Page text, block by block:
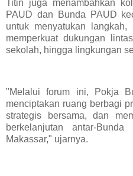
Titin juga menambahkan
PAUD dan Bunda PAUD
untuk menyatukan
memperkuat dukungan
sekolah, hingga lingkungan
"Melalui forum ini, Pokja
menciptakan ruang berbagi
strategis bersama, dan
berkelanjutan antar-
Makassar," ujarnya.